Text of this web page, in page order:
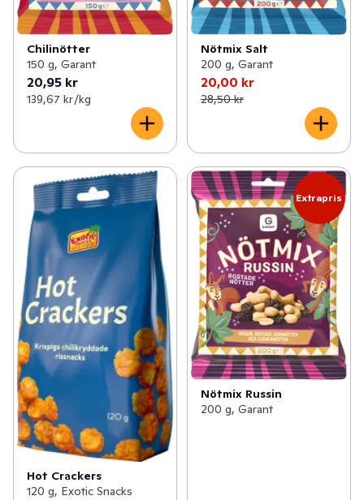
Chilinötter
150 g, Garant
20,95 kr
139,67 kr /kg
Nötmix Salt
200 g, Garant
20,00 kr
28,50 kr
Hot Crackers
120 g, Exotic Snacks
Extrapris
Nötmix Russin
200 g, Garant